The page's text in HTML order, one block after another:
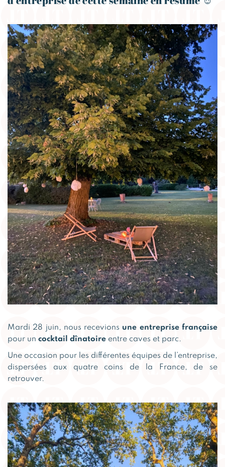
Mardi 28 juin, nous recevions une entreprise française
pour un cocktail dînatoire entre caves et parc.
Une occasion pour les différentes équipes de l’entreprise,
dispersées aux quatre coins de la France, de se
retrouver.